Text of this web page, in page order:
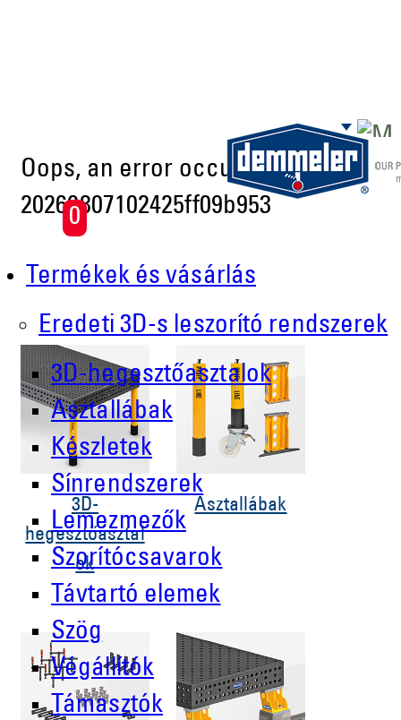
Skip to main content
0
Termékek és vásárlás
Eredeti 3D-s leszorító rendszerek
3D-hegesztőasztalok
Asztallábak
Készletek
Sínrendszerek
Lemezmezők
Szorítócsavarok
Távtartó elemek
Szög
Végállítók
Támasztók
Oops, an error occurred! Code:
20260807102425ff09b953
3D-
hegesztőasztal
ok
Asztallábak